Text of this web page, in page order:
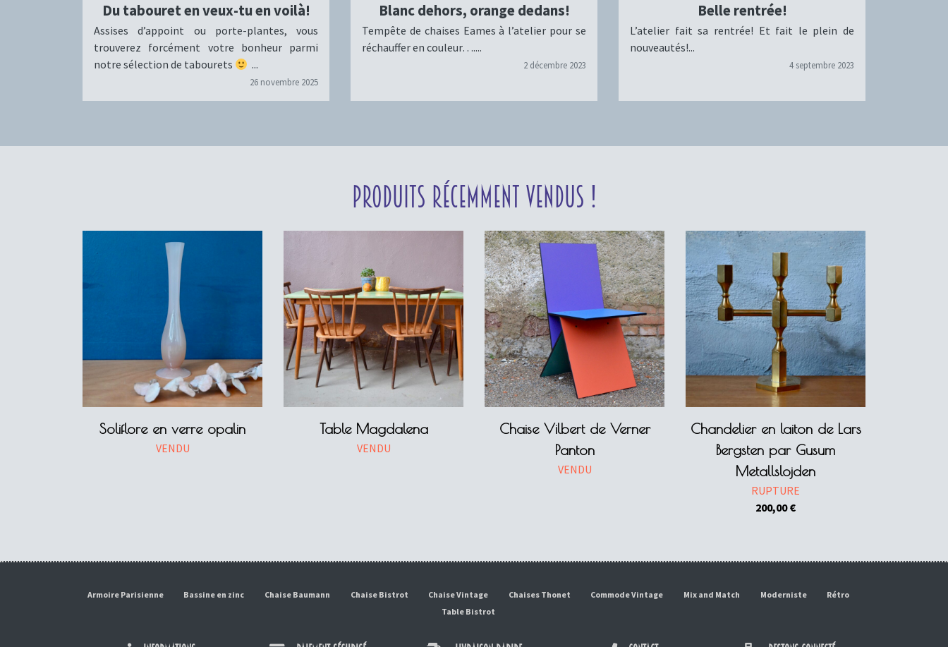
Du tabouret en veux-tu en voilà!
Assises d’appoint ou porte-plantes, vous
trouverez forcément votre bonheur parmi
notre sélection de tabourets
...
26 novembre 2025
Blanc dehors, orange dedans!
Tempête de chaises Eames à l’atelier pour se
réchauffer en couleur…....
2 décembre 2023
Belle rentrée!
L’atelier fait sa rentrée! Et fait le plein de
nouveautés!...
4 septembre 2023
Produits récemment vendus !
Soliflore en verre opalin
VENDU
Table Magdalena
VENDU
Chaise Vilbert de Verner
Panton
VENDU
Chandelier en laiton de Lars
Bergsten par Gusum
Metallslojden
RUPTURE
200,00€
Armoire Parisienne Bassine en zinc Chaise Baumann Chaise Bistrot Chaise Vintage Chaises Thonet Commode Vintage Mix and Match Moderniste
Rétro
Table Bistrot